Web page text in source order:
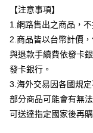
【大哥付你分期使用說明
2.付款方式選擇「大哥
流程，驗證手機門號後
成交易。
3.實際核准額度、可分
4.訂單成立30分鐘內，
消。如遇「轉專審核」
法說明評估內容。
【繳款方式說明】
1.分期款項不併入電信
ATM付款
運送方式
全家取貨付款
每筆NT$100，滿
付款後全家取貨
每筆NT$100，滿
【注意事項】
1.網路售出之商品，
2.商品皆以台幣計價
與退款手續費依發卡
發卡銀行。
3.海外交易因各國規
部分商品可能會有無
可送達指定國家後再購